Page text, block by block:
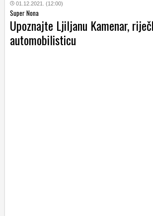
01.12.2021. (12:00)
Super Nona
Upoznajte Ljiljanu Kamenar,
automobilisticu